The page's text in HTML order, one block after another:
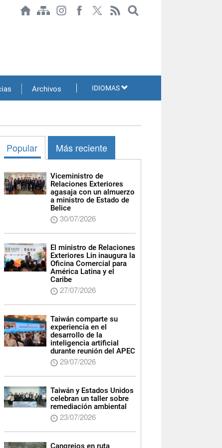
Archivos IDIOMAS
Popular Más reciente
Viceministro de
Relaciones Exteriores
agasaja con un almuerzo
a ministro de Estado de
Belice
30/07/2026
El ministro de Relaciones
Exteriores Lin inaugura la
Oficina Comercial para
América Latina y el
Caribe
27/07/2026
Taiwán comparte su
experiencia en el
desarrollo de la
inteligencia artificial
durante reunión del APEC
29/07/2026
Taiwán y Estados Unidos
celebran un taller sobre
remediación ambiental
23/07/2026
Cangrejos en ruta